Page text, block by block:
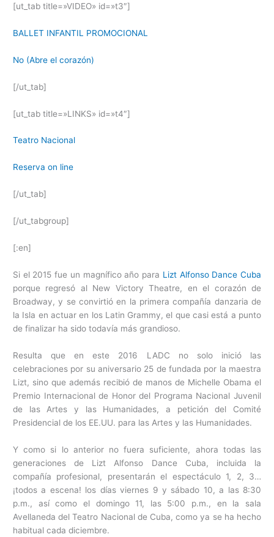
[ut_tab title=»VIDEO» id=»t3″]
BALLET INFANTIL PROMOCIONAL
No (Abre el corazón)
[/ut_tab]
[ut_tab title=»LINKS» id=»t4″]
Teatro Nacional
Reserva on line
[/ut_tab]
[/ut_tabgroup]
[:en]
Si el 2015 fue un magnífico año para Lizt Alfonso Dance Cuba
porque regresó al New Victory Theatre, en el corazón de
Broadway, y se convirtió en la primera compañía danzaria de
la Isla en actuar en los Latin Grammy, el que casi está a punto
de finalizar ha sido todavía más grandioso.
Resulta que en este 2016 LADC no solo inició las
celebraciones por su aniversario 25 de fundada por la maestra
Lizt, sino que además recibió de manos de Michelle Obama el
Premio Internacional de Honor del Programa Nacional Juvenil
de las Artes y las Humanidades, a petición del Comité
Presidencial de los EE.UU. para las Artes y las Humanidades.
Y como si lo anterior no fuera suficiente, ahora todas las
generaciones de Lizt Alfonso Dance Cuba, incluida la
compañía profesional, presentarán el espectáculo 1, 2, 3…
¡todos a escena! los días viernes 9 y sábado 10, a las 8:30
p.m., así como el domingo 11, las 5:00 p.m., en la sala
Avellaneda del Teatro Nacional de Cuba, como ya se ha hecho
habitual cada diciembre.